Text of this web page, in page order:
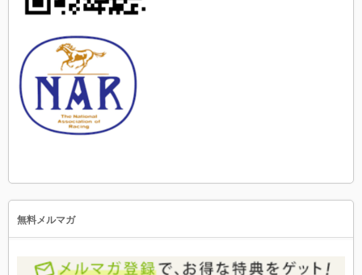
無料メルマガ